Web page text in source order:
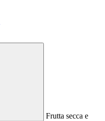
Frutta secca e